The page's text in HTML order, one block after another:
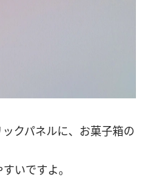
クパネルに、お菓子箱の
いですよ。